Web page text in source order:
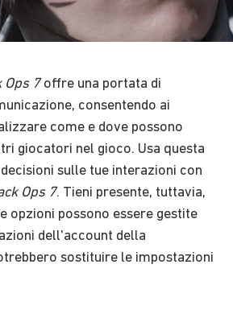
Ops 7offre una portata di
consentendo ai
come e dove possono
giocatori nel gioco. Usa questa
sulle tue interazioni con
Ops 7. Tieni presente, tuttavia,
opzioni possono essere gestite
dell'account della
sostituire le impostazioni